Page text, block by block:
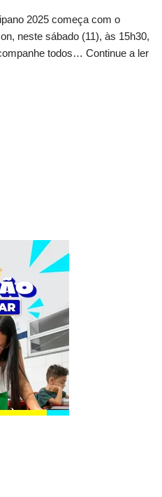
2025 começa com o
neste sábado (11), às 15h30,
todos… Continue a ler